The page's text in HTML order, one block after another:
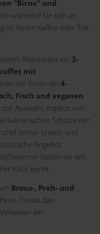
"Birne" und
während Sie sich an
zu Ihrem Kaffee oder Tee
Restaurant ein 3-
mit
wir Ihnen ein4-
Fisch und veganen
zur Auswahl, ergänzt von
kulinarischen Schätze der
immer kreativ und
Angebot
halten wir am
Käse bereit.
Brous-, Preh- und
Details das
ein.